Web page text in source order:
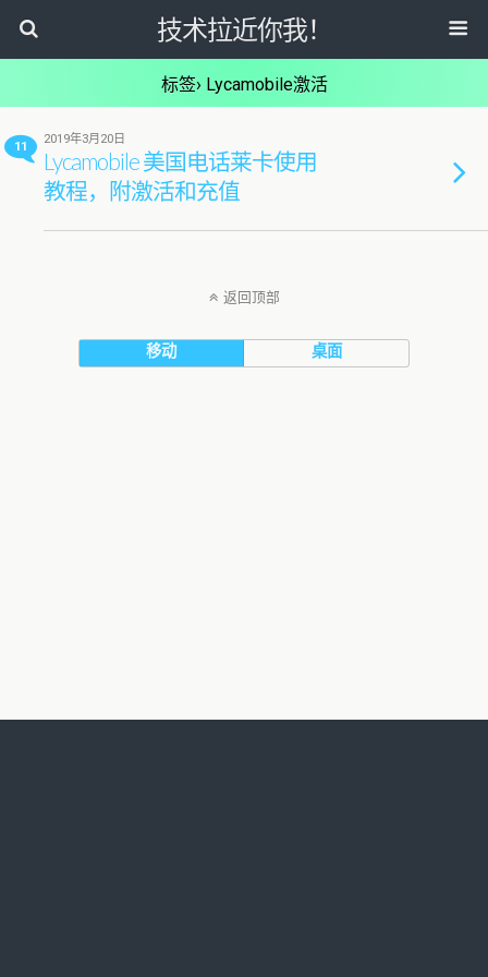
技术拉近你我！
标签› Lycamobile激活
11
2019年3月20日
Lycamobile 美国电话莱卡使用
教程，附激活和充值
返回顶部
移动 桌面